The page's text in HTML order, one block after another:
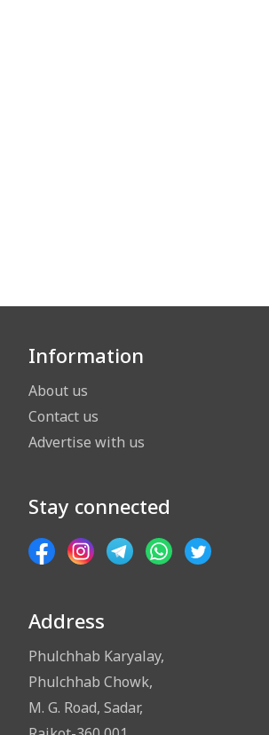
Information
About us
Contact us
Advertise with us
Stay connected
Address
Phulchhab Karyalay,
Phulchhab Chowk,
M. G. Road, Sadar,